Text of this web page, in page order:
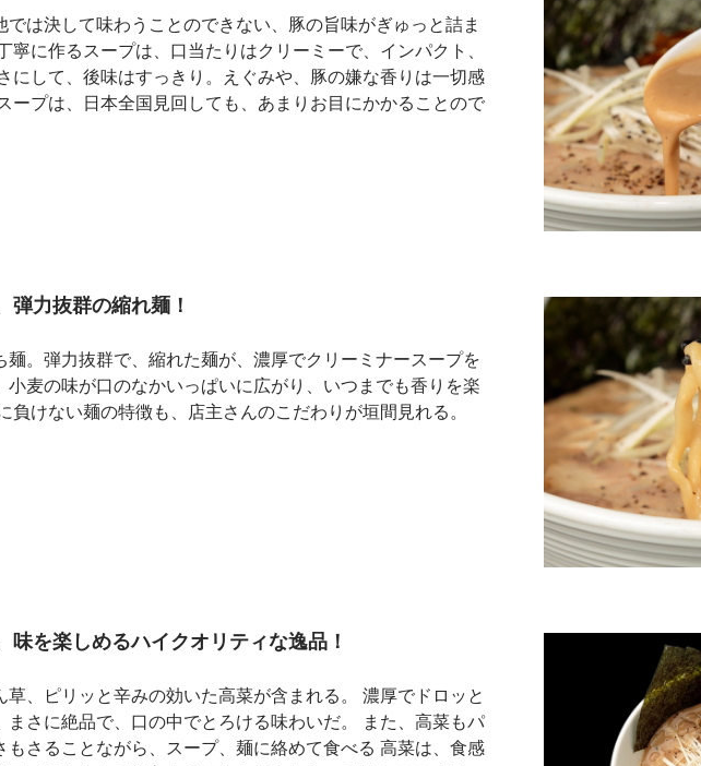
は決して味わうことのできない、豚の旨味がぎゅっと詰ま
に作るスープは、口当たりはクリーミーで、インパクト、
にして、後味はすっきり。えぐみや、豚の嫌な香りは一切感
ープは、日本全国見回しても、あまりお目にかかることので
弾力抜群の縮れ麺！
。弾力抜群で、縮れた麺が、濃厚でクリーミナースープを
麦の味が口のなかいっぱいに広がり、いつまでも香りを楽
けない麺の特徴も、店主さんのこだわりが垣間見れる。
を楽しめるハイクオリティな逸品！
、ピリッと辛みの効いた高菜が含まれる。 濃厚でドロッと
さに絶品で、口の中でとろける味わいだ。 また、高菜もパ
さることながら、スープ、麺に絡めて食べる 高菜は、食感